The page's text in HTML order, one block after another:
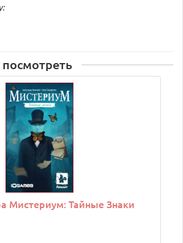
Мистериум: Тайные Знаки